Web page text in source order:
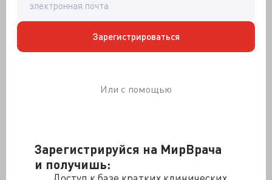
Зарегистрируйся на МирВрача
и получишь:
Зарегистрироваться
Или с помощью
Трёхмерная реконструкция мозга Декарта